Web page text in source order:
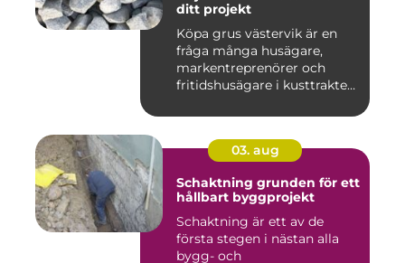
ditt projekt
Köpa grus västervik är en
fråga många husägare,
markentreprenörer och
fritidshusägare i kusttrakten
03. aug
Schaktning grunden för ett
hållbart byggprojekt
Schaktning är ett av de
första stegen i nästan alla
bygg- och